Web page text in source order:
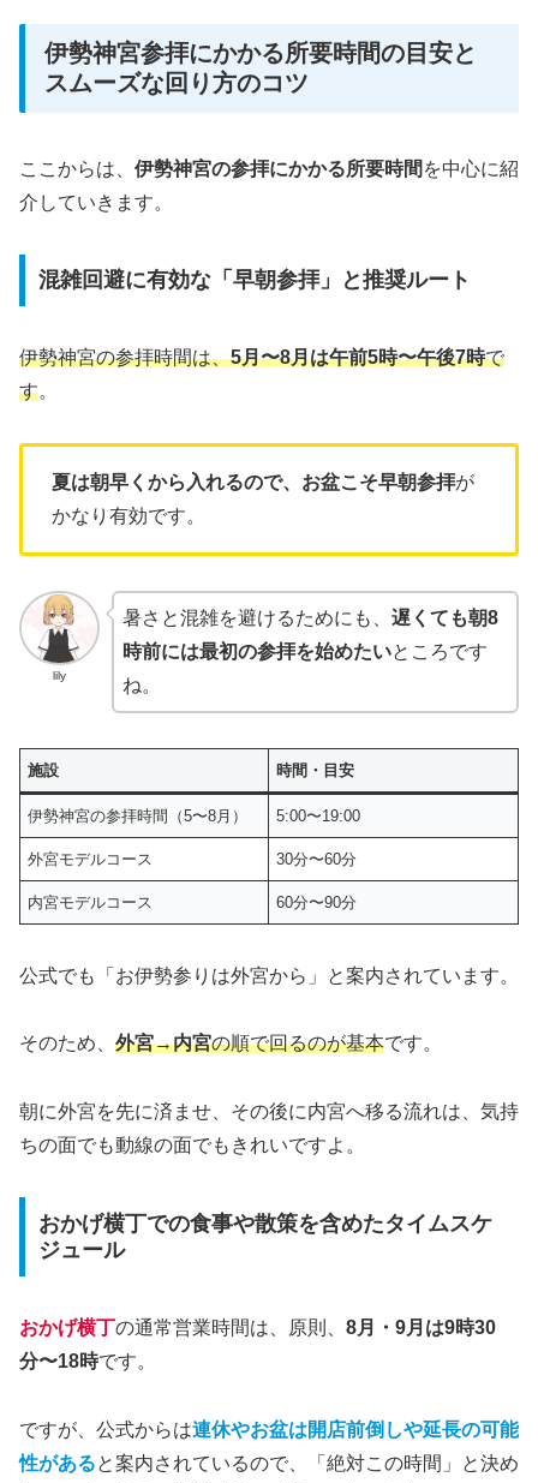
伊勢神宮参拝にかかる所要時間の目安と
スムーズな回り方のコツ
ここからは、 伊勢神宮の参拝にかかる所要時間 を中心に紹
介していきます。
混雑回避に有効な「早朝参拝」と推奨ルート
伊勢神宮の参拝時間は、5月〜8月は午前5時〜午後7時で
す。
夏は朝早くから入れるので、お盆こそ早朝参拝が
かなり有効です。
lily
暑さと混雑を避けるためにも、 遅くても朝8
時前には最初の参拝を始めたいところです
ね。
施設 時間・目安
伊勢神宮の参拝時間（5〜8月） 5:00〜19:00
外宮モデルコース 30分〜60分
内宮モデルコース 60分〜90分
公式でも「お伊勢参りは外宮から」と案内されています。
そのため、 外宮→内宮の順で回るのが基本です。
朝に外宮を先に済ませ、その後に内宮へ移る流れは、気持
ちの面でも動線の面でもきれいですよ。
おかげ横丁での食事や散策を含めたタイムスケ
ジュール
おかげ横丁の通常営業時間は、原則、 8月・9月は9時30
分〜18時です。
ですが、公式からは連休やお盆は開店前倒しや延長の可能
性があると案内されているので、「絶対この時間」と決め